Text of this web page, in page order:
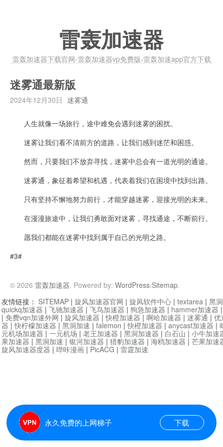
雷轰加速器
雷轰加速器下载官网-雷轰加速器vp免费版-雷轰加速app官方下载
迷雾通最新版
2024年12月30日 迷雾通
人生就像一场旅行，途中难免会遇到迷雾的困扰。
迷雾让我们看不清前方的道路，让我们感到迷茫和困惑。
然而，只要我们不放弃寻找，迷雾中总会有一道光明的通途。
迷雾通，象征着希望和机遇，代表着我们在困境中找到出路。
只有坚持不懈地努力前行，才能穿越迷雾，迎接光明的未来。
在漫漫旅途中，让我们勇敢面对迷雾，寻找通途，不断前行。
愿我们都能在迷雾中找到属于自己的光明之路。
#3#
© 2026 雷轰加速器. Powered by: WordPress.Sitemap.
永久免费的上网梯子 下载
友情链接： SITEMAP | 旋风加速器官网 | 旋风软件中心 | textarea | 黑
quickq加速器 | 飞驰加速器 | 飞鸟加速器 | 狗急加速器 | hammer加速器
| 免费vqn加速外网 | 旋风加速器 |快橙加速器 | 啊哈加速器 | 迷雾通 | 优
器 |快柠檬加速器 | 黑洞加速 | falemon |快橙加速器 | anycast加速器 |
元机场加速器 | 一元机场 | 老王加速器 | 黑洞加速器 | 白石山 | 小牛加速
果加速器 | 黑洞加速 | 银河加速器 | 猎豹加速器 | 海鸥加速器 | 芒果加速
旋风加速器度器 | 哔咔漫画 | PicACG | 雷霆加速